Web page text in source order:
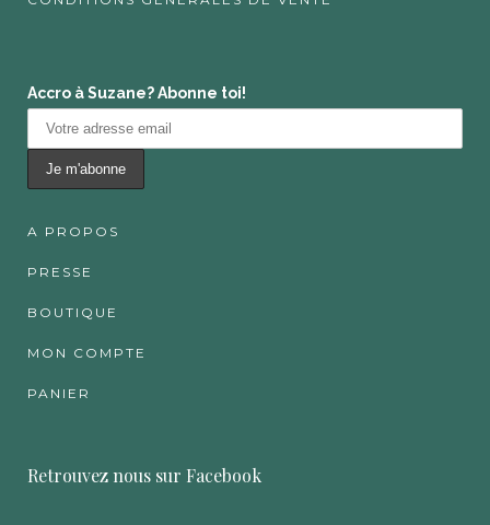
Accro à Suzane? Abonne toi!
A PROPOS
PRESSE
BOUTIQUE
MON COMPTE
PANIER
Retrouvez nous sur Facebook